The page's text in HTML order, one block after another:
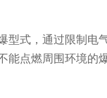
型式，通过限制
能点燃周围环境的